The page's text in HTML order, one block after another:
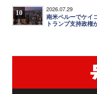
10 2026.07.29
南米ペルーでケイ
トランプ支持政権